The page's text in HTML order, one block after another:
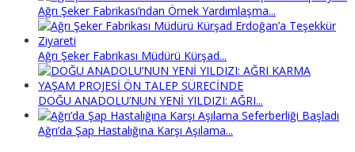
Ağrı Şeker Fabrikası’ndan Örnek Yardımlaşma...
Ağrı Şeker Fabrikası Müdürü Kürşad...
DOĞU ANADOLU’NUN YENİ YILDIZI: AĞRI...
Ağrı’da Şap Hastalığına Karşı Aşılama...